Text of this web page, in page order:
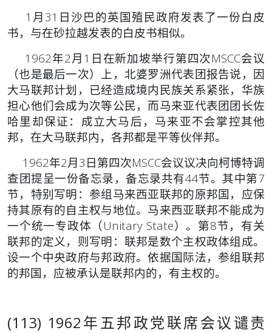
1月31日沙巴的英国殖民政府发表了一份白皮
书，与在砂拉越发表的白皮书相似。
1962年2月1日在新加坡举行第四次MSCC会议
（也是最后一次）上，北婆罗洲代表团报告说，因
大马联邦计划，已经造成境内民族关系紧张，华族
担心他们会成为次等公民，而马来亚代表团团长佐
哈里却保证：成立大马后，马来亚不会掌控其他
邦，在大马联邦内，各邦都是平等伙伴邦。
1962年2月3日第四次MSCC会议议决向柯博特调
查团提呈一份备忘录，备忘录共有44节。其中第7
节，特别写明：参组马来西亚联邦的原邦国，应保
持其原有的自主权与地位。马来西亚联邦不能成为
一个统一专政体（Unitary State）。第8节，有关
联邦的定义，则写明：联邦是数个主权政体组成。
设一个中央政府与邦政府。依据国际法，参组联邦
的邦国，应被承认是联邦内的，有主权的。
(113) 1962年五邦政党联席会议谴责